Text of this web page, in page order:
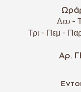
Δευ -
Τρι - Πεμ -
Αρ.